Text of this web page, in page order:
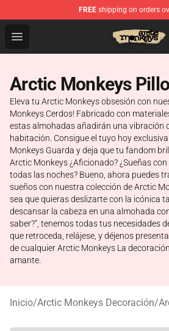
FREE shipping on orders
Open menu
Arctic Monkeys Store - Official
Arctic Monkeys
Eleva tu Arctic Monkeys obsesión con
Monkeys Cerdos! Fabricado con
estas almohadas añadirán una vibración
habitación. Consigue el tuyo hoy
Monkeys Guarda y deja que tu fandom
Arctic Monkeys ¿Aficionado? ¿Sueñas
todas las noches? Bueno, ahora puedes
sueños con nuestra colección de Arctic
sea que quieras deslizarte con la icónica
descansar la cabeza en una almohada
saber?", tenemos todas tus necesidades
que retroceda, relájese, y déjenos
de cualquier Arctic Monkeys La
amante.
Inicio/Arctic Monkeys Decoración/